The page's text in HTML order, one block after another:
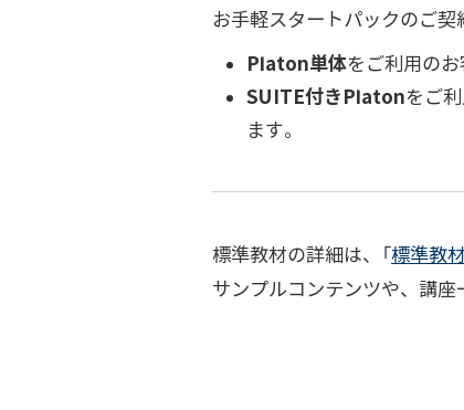
お手軽スタートパックのご契
Platon単体をご利用のお
SUITE付きPlatonをご
ます。
標準教材の詳細は、「標準教材
サンプルコンテンツや、講座